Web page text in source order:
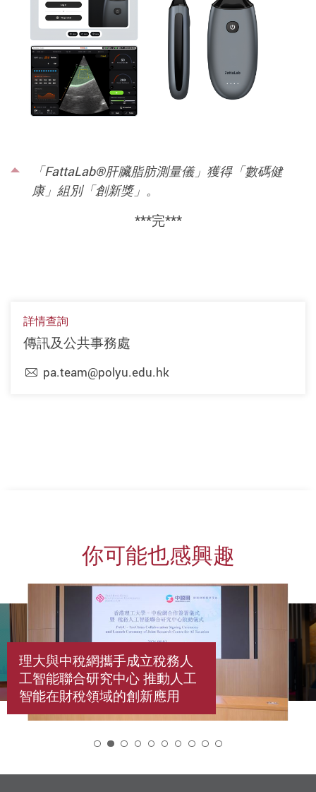
「FattaLab®肝臟脂肪測量儀」獲得「數碼健
康」組別「創新獎」。
***完***
詳情查詢
傳訊及公共事務處
pa.team@polyu.edu.hk
你可能也感興趣
理大與中稅網攜手成立稅務人
工智能聯合研究中心 推動人工
智能在財稅領域的創新應用